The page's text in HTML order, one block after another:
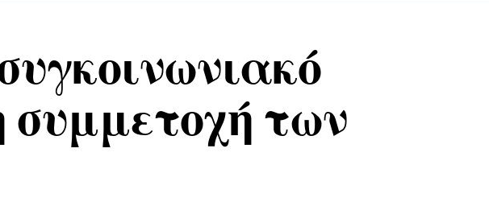
συμμετοχή των